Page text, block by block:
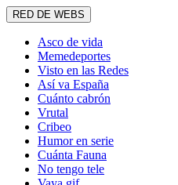
RED DE WEBS
Asco de vida
Memedeportes
Visto en las Redes
Así va España
Cuánto cabrón
Vrutal
Cribeo
Humor en serie
Cuánta Fauna
No tengo tele